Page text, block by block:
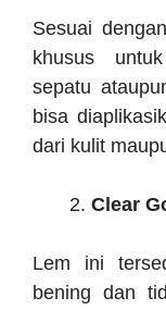
Sesuai
khusus
sepatu
bisa
dari kulit
Clear
Lem ini
bening dan